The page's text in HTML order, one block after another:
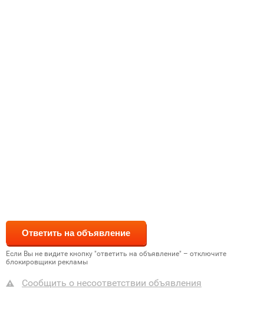
Если Вы не видите кнопку "ответить на объявление" – отключите
блокировщики рекламы
Сообщить о несоответствии объявления